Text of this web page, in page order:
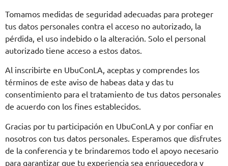
Tomamos medidas de seguridad adecuadas para proteger
tus datos personales contra el acceso no autorizado, la
pérdida, el uso indebido o la alteración. Solo el personal
autorizado tiene acceso a estos datos.
Al inscribirte en UbuConLA, aceptas y comprendes los
términos de este aviso de habeas data y das tu
consentimiento para el tratamiento de tus datos personales
de acuerdo con los fines establecidos.
Gracias por tu participación en UbuConLA y por confiar en
nosotros con tus datos personales. Esperamos que disfrutes
de la conferencia y te brindaremos todo el apoyo necesario
para garantizar que tu experiencia sea enriquecedora y